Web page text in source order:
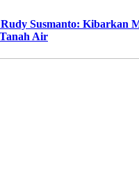
Susmanto: Kibarkan
Air